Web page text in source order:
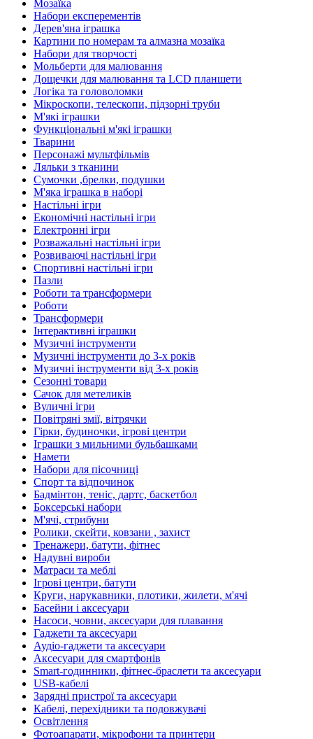
Мозаїка
Набори експерементів
Дерев'яна іграшка
Картини по номерам та алмазна мозаїка
Набори для творчості
Мольберти для малювання
Дощечки для малювання та LCD планшети
Логіка та головоломки
Мікроскопи, телескопи, підзорні труби
М'які іграшки
Функціональні м'які іграшки
Тварини
Персонажі мультфільмів
Ляльки з тканини
Сумочки ,брелки, подушки
М'яка іграшка в наборі
Настільні ігри
Економічні настільні ігри
Електронні ігри
Розважальні настільні ігри
Розвиваючі настільні ігри
Спортивні настільні ігри
Пазли
Роботи та трансформери
Роботи
Трансформери
Інтерактивні іграшки
Музичні інструменти
Музичні інструменти до 3-х років
Музичні інструменти від 3-х років
Сезонні товари
Сачок для метеликів
Вуличні ігри
Повітряні змії, вітрячки
Гірки, будиночки, ігрові центри
Іграшки з мильними бульбашками
Намети
Набори для пісочниці
Спорт та відпочинок
Бадмінтон, теніс, дартс, баскетбол
Боксерські набори
М'ячі, стрибуни
Ролики, скейти, ковзани , захист
Тренажери, батути, фітнес
Надувні вироби
Матраси та меблі
Ігрові центри, батути
Круги, нарукавники, плотики, жилети, м'ячі
Басейни і аксесуари
Насоси, човни, аксесуари для плавання
Гаджети та аксесуари
Аудіо-гаджети та аксесуари
Аксесуари для смартфонів
Smart-годинники, фітнес-браслети та аксесуари
USB-кабелі
Зарядні пристрої та аксесуари
Кабелі, перехідники та подовжувачі
Освітлення
Фотоапарати, мікрофони та принтери